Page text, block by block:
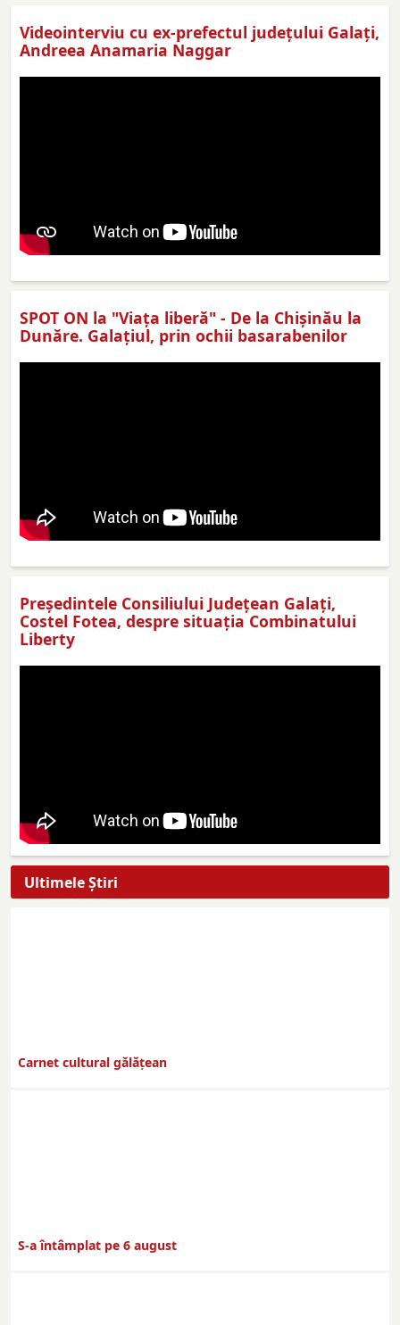
Videointerviu cu ex-prefectul judeţului Galaţi,
Andreea Anamaria Naggar
SPOT ON la "Viaţa liberă" - De la Chișinău la
Dunăre. Galațiul, prin ochii basarabenilor
Preşedintele Consiliului Judeţean Galaţi,
Costel Fotea, despre situaţia Combinatului
Liberty
Ultimele Ştiri
Carnet cultural gălăţean
S-a întâmplat pe 6 august